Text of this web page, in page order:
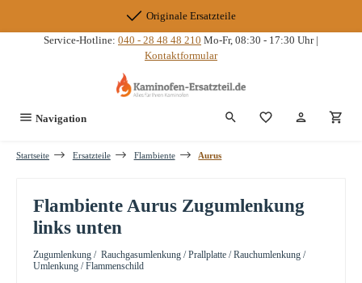
Originale Ersatzteile
Service-Hotline: 040 - 28 48 48 210 Mo-Fr, 08:30 - 17:30 Uhr |
Kontaktformular
Navigation Du hast 0
Startseite Ersatzteile Flambiente Aurus
Flambiente Aurus Zugumlenkung
links unten
Zugumlenkung / Rauchgasumlenkung / Prallplatte / Rauchumlenkung /
Umlenkung / Flammenschild